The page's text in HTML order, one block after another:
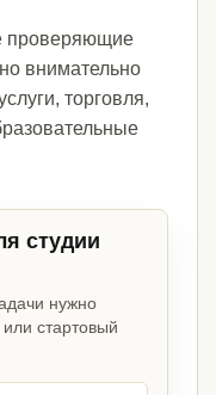
проверяющие
внимательно
торговля,
студии
нужно
стартовый